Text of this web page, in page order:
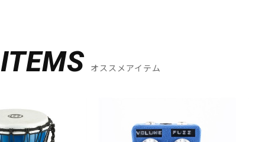
ITEMS オススメアイテム